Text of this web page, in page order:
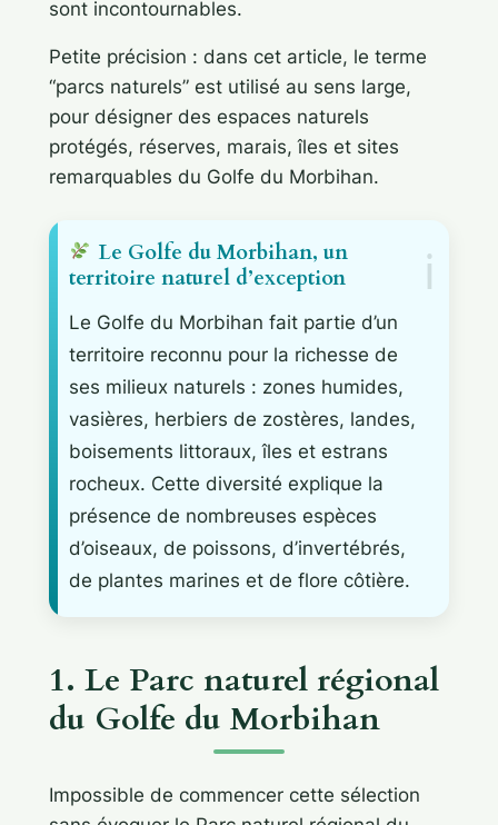
sont incontournables.
Petite précision : dans cet article, le terme
“parcs naturels” est utilisé au sens large,
pour désigner des espaces naturels
protégés, réserves, marais, îles et sites
remarquables du Golfe du Morbihan.
Le Golfe du Morbihan, un
territoire naturel d’exception
Le Golfe du Morbihan fait partie d’un
territoire reconnu pour la richesse de
ses milieux naturels : zones humides,
vasières, herbiers de zostères, landes,
boisements littoraux, îles et estrans
rocheux. Cette diversité explique la
présence de nombreuses espèces
d’oiseaux, de poissons, d’invertébrés,
de plantes marines et de flore côtière.
1. Le Parc naturel régional
du Golfe du Morbihan
Impossible de commencer cette sélection